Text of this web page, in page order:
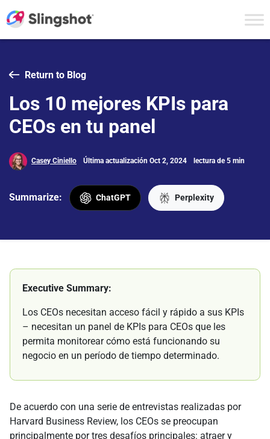
Return to Blog
Los 10 mejores KPIs para
CEOs en tu panel
Casey Ciniello Última actualización Oct 2, 2024 lectura de 5 min
Summarize: ChatGPT Perplexity
Executive Summary:
Los CEOs necesitan acceso fácil y rápido a sus KPIs
– necesitan un panel de KPIs para CEOs que les
permita monitorear cómo está funcionando su
negocio en un período de tiempo determinado.
De acuerdo con una serie de entrevistas realizadas por
Harvard Business Review, los CEOs se preocupan
principalmente por tres desafíos principales: atraer y